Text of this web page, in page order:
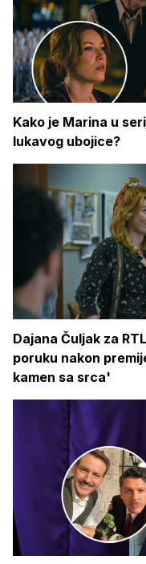
Kako je Marina u
lukavog ubojice?
Dajana Čuljak za
poruku nakon
kamen sa srca'